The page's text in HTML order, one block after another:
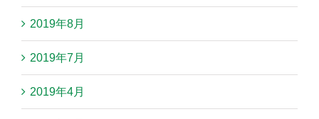
2019年8月
2019年7月
2019年4月